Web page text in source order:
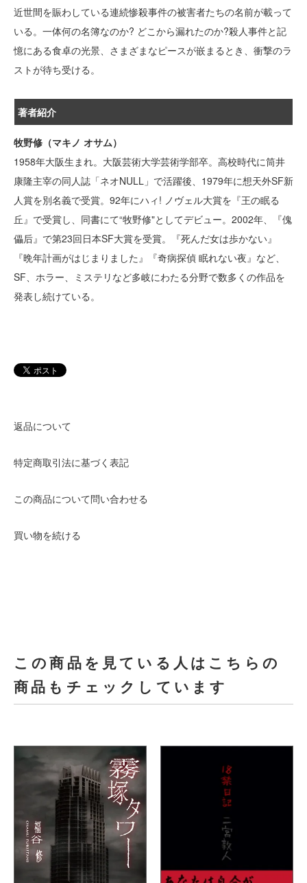
近世間を賑わしている連続惨殺事件の被害者たちの名前が載って
いる。一体何の名簿なのか? どこから漏れたのか?殺人事件と記
憶にある食卓の光景、さまざまなピースが嵌まるとき、衝撃のラ
ストが待ち受ける。
著者紹介
牧野修（マキノ オサム）
1958年大阪生まれ。大阪芸術大学芸術学部卒。高校時代に筒井
康隆主宰の同人誌「ネオNULL」で活躍後、1979年に想天外SF新
人賞を別名義で受賞。92年にハィ! ノヴェル大賞を『王の眠る
丘』で受賞し、同書にて“牧野修"としてデビュー。2002年、『傀
儡后』で第23回日本SF大賞を受賞。『死んだ女は歩かない』
『晩年計画がはじまりました』『奇病探偵 眠れない夜』など、
SF、ホラー、ミステリなど多岐にわたる分野で数多くの作品を
発表し続けている。
返品について
特定商取引法に基づく表記
この商品について問い合わせる
買い物を続ける
この商品を見ている人はこちらの
商品もチェックしています